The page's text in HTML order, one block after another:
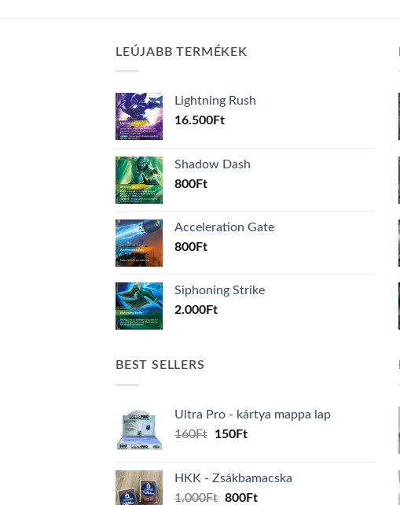
LEÚJABB TERMÉKEK
Lightning Rush
16.500Ft
Shadow Dash
800Ft
Acceleration Gate
800Ft
Siphoning Strike
2.000Ft
BEST SELLERS
Ultra Pro - kártya mappa lap
160Ft
Original
160Ft.
150FtCurrent
150Ft.
HKK - Zsákbamacska
1.000Ft Original
800FtCurrent